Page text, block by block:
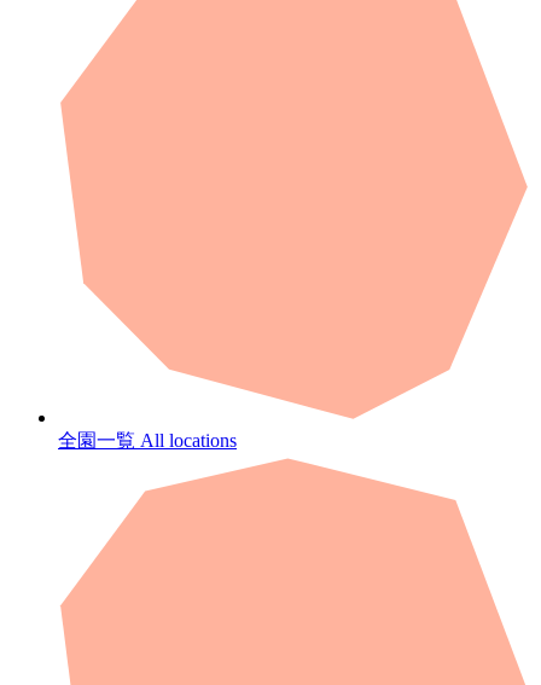
全園一覧 All locations